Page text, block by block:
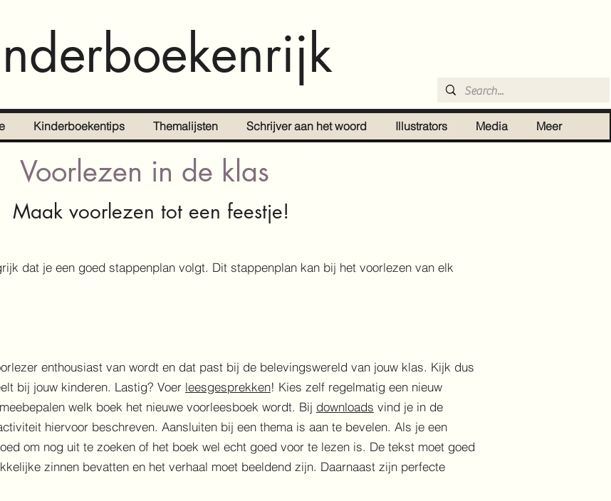
Kinderboekentips Themalijsten Schrijver aan het woord Illustrators Media Meer
Voorlezen in de klas
Maak voorlezen tot een feestje!
dat je een goed stappenplan volgt. Dit stappenplan kan bij het voorlezen van elk
enthousiast van wordt en dat past bij de belevingswereld van jouw klas. Kijk dus
bij jouw kinderen. Lastig? Voer leesgesprekken! Kies zelf regelmatig een nieuw
welk boek het nieuwe voorleesboek wordt. Bij downloads vind je in de
hiervoor beschreven. Aansluiten bij een thema is aan te bevelen. Als je een
om nog uit te zoeken of het boek wel echt goed voor te lezen is. De tekst moet goed
zinnen bevatten en het verhaal moet beeldend zijn. Daarnaast zijn perfecte